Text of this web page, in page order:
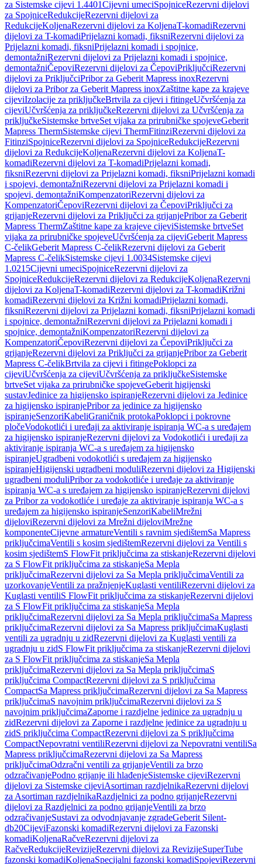
za Sistemske cijevi 1.4401Cijevni umeciSpojniceRezervni dijelovi
za SpojniceRedukcijeRezervni dijelovi za
RedukcijeKoljenaRezervni dijelovi za KoljenaT-komadiRezervni
dijelovi za T-komadiPrijelazni komadi, fiksniRezervni dijelovi za
Prijelazni komadi, fiksniPrijelazni komadi i spojnice,
demontažniRezervni dijelovi za Prijelazni komadi i spojnice,
demontažniČepoviRezervni dijelovi za ČepoviPriključciRezervni
dijelovi za PriključciPribor za Geberit Mapress inoxRezervni
dijelovi za Pribor za Geberit Mapress inoxZaštitne kape za krajeve
cijeviIzolacije za priključkeBrtvila za cijevi i fitingeUčvršćenja za
cijeviUčvršćenja za priključkeRezervni dijelovi za Učvršćenja za
priključkeSistemske brtveSet vijaka za prirubničke spojeveGeberit
Mapress ThermSistemske cijevi ThermFitinziRezervni dijelovi za
FitinziSpojniceRezervni dijelovi za SpojniceRedukcijeRezervni
dijelovi za RedukcijeKoljenaRezervni dijelovi za KoljenaT-
komadiRezervni dijelovi za T-komadiPrijelazni komadi,
fiksniRezervni dijelovi za Prijelazni komadi, fiksniPrijelazni komadi
i spojevi, demontažniRezervni dijelovi za Prijelazni komadi i
spojevi, demontažniKompenzatoriRezervni dijelovi za
KompenzatoriČepoviRezervni dijelovi za ČepoviPriključci za
grijanjeRezervni dijelovi za Priključci za grijanjePribor za Geberit
Mapress ThermZaštitne kape za krajeve cijeviSistemske brtveSet
vijaka za prirubničke spojeveUčvršćenja za cijeviGeberit Mapress
C-čelikGeberit Mapress C-čelikRezervni dijelovi za Geberit
Mapress C-čelikSistemske cijevi 1.0034Sistemske cijevi
1.0215Cijevni umeciSpojniceRezervni dijelovi za
SpojniceRedukcijeRezervni dijelovi za RedukcijeKoljenaRezervni
dijelovi za KoljenaT-komadiRezervni dijelovi za T-komadiKrižni
komadiRezervni dijelovi za Križni komadiPrijelazni komadi,
fiksniRezervni dijelovi za Prijelazni komadi, fiksniPrijelazni komadi
i spojnice, demontažniRezervni dijelovi za Prijelazni komadi i
spojnice, demontažniKompenzatoriRezervni dijelovi za
KompenzatoriČepoviRezervni dijelovi za ČepoviPriključci za
grijanjeRezervni dijelovi za Priključci za grijanjePribor za Geberit
Mapress C-čelikBrtvila za cijevi i fitingePoklopci za
cijeviUčvršćenja za cijeviUčvršćenja za priključkeSistemske
brtveSet vijaka za prirubničke spojeveGeberit higijenski
sustavJedinice za higijensko ispiranjeRezervni dijelovi za Jedinice
za higijensko ispiranjePribor za jedinice za higijensko
ispiranjeSenzoriKabeliGraničnik protokaPoklopci i pokrovne
pločeVodokotlići i uređaji za aktiviranje ispiranja WC-a s uređajem
za higijensko ispiranjeRezervni dijelovi za Vodokotlići i uređaji za
aktiviranje ispiranja WC-a s uređajem za higijensko
ispiranjeUgradbeni vodokotlići s uređajem za higijensko
ispiranjeHigijenski ugradbeni moduliRezervni dijelovi za Higijenski
ugradbeni moduliPribor za vodokotliće i uređaje za aktiviranje
ispiranja WC-a s uređajem za higijensko ispiranjeRezervni dijelovi
za Pribor za vodokotliće i uređaje za aktiviranje ispiranja WC-a s
uređajem za higijensko ispiranjeSenzoriKabeliMrežni
dijeloviRezervni dijelovi za Mrežni dijeloviMrežne
komponenteCijevne armatureVentili s ravnim sjedištemSa Mapress
priključcimaVentili s kosim sjedištemRezervni dijelovi za Ventili s
kosim sjedištemS FlowFit priključcima za stiskanjeRezervni dijelovi
za S FlowFit priključcima za stiskanjeSa Mepla
priključcimaRezervni dijelovi za Sa Mepla priključcimaVentili za
uzorkovanjeVentili za pražnjenjeKuglasti ventiliRezervni dijelovi za
Kuglasti ventiliS FlowFit priključcima za stiskanjeRezervni dijelovi
za S FlowFit priključcima za stiskanjeSa Mepla
priključcimaRezervni dijelovi za Sa Mepla priključcimaSa Mapress
priključcimaRezervni dijelovi za Sa Mapress priključcimaKuglasti
ventili za ugradnju u zidRezervni dijelovi za Kuglasti ventili za
ugradnju u zidS FlowFit priključcima za stiskanjeRezervni dijelovi
za S FlowFit priključcima za stiskanjeSa Mepla
priključcimaRezervni dijelovi za Sa Mepla priključcimaS
priključcima CompactRezervni dijelovi za S priključcima
CompactSa Mapress priključcimaRezervni dijelovi za Sa Mapress
priključcimaS navojnim priključcimaRezervni dijelovi za S
navojnim priključcimaZaporne i razdjelne jedinice za ugradnju u
zidRezervni dijelovi za Zaporne i razdjelne jedinice za ugradnju u
zidS priključcima CompactRezervni dijelovi za S priključcima
CompactNepovratni ventiliRezervni dijelovi za Nepovratni ventiliSa
Mapress priključcimaRezervni dijelovi za Sa Mapress
priključcimaOdzračni ventili za grijanjeVentili za brzo
odzračivanjePodno grijanje ili hlađenjeSistemske cijeviRezervni
dijelovi za Sistemske cijeviAsortiman razdjelnikaRezervni dijelovi
za Asortiman razdjelnikaRazdjelnici za podno grijanjeRezervni
dijelovi za Razdjelnici za podno grijanjeVentili za brzo
odzračivanjeSustavi za odvodnjavanje zgradeGeberit Silent-
db20CijeviFazonski komadiRezervni dijelovi za Fazonski
komadiKoljenaRačveRezervni dijelovi za
RačveRedukcijeRevizijeRezervni dijelovi za RevizijeSuperTube
fazonski komadiKoljenaSpecijalni fazonski komadiSpojeviRezervni